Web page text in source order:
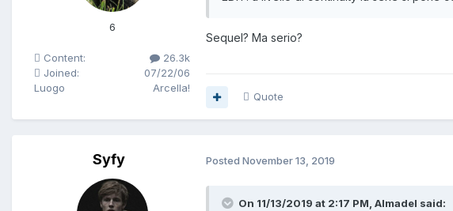
6
Content:
26.3k
Joined:
07/22/06
Luogo
Arcella!
Sequel? Ma serio?
Quote
Syfy Posted November 13, 2019
On 11/13/2019 at 2:17 PM, Almadel said: